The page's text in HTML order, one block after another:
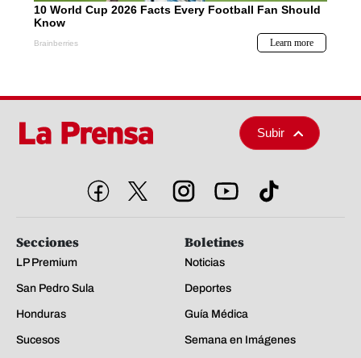
Subir
Secciones
LP Premium
San Pedro Sula
Honduras
Sucesos
Boletines
Noticias
Deportes
Guía Médica
Semana en Imágenes